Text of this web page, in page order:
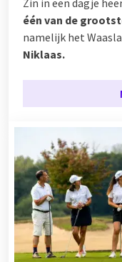
Zin in een dagje
één van de
namelijk het
Niklaas.